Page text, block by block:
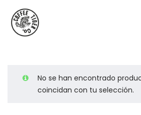
No se han encontrado
coincidan con tu selección.